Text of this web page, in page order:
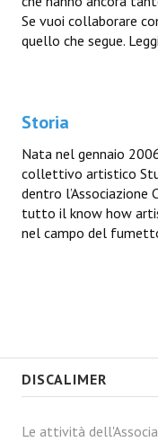
Se vuoi collaborare
quello che segue.
Storia
Nata nel gennaio
collettivo artistico
dentro l’Associazione
tutto il know how
nel campo del
DISCALIMER
Le attività